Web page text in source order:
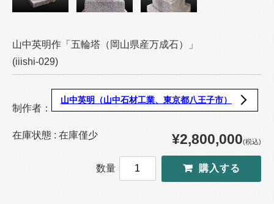
山中英明作「五輪塔（岡山県産万成石）」
(iiishi-029)
制作者：
山中英明（山中石材工業、東京都八王子市）
在庫状態 : 在庫僅少 ¥2,800,000(税込)
数量